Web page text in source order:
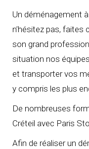
Un déménagement
n’hésitez pas,
son grand
situation nos
et transporter vos
y compris les plus
De nombreuses
Créteil avec Paris
Afin de réaliser un